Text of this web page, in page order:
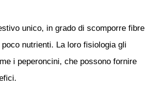
unico, in grado di scomporre fibre
nutrienti. La loro fisiologia gli
i peperoncini, che possono fornire